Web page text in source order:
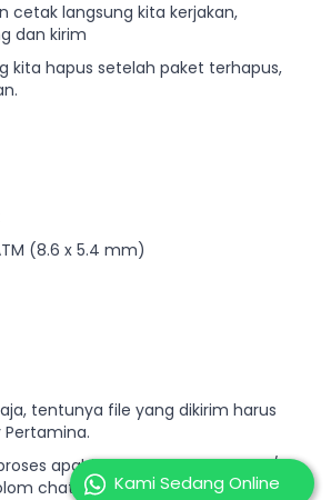
cetak langsung kita kerjakan,
dan kirim
kita hapus setelah paket terhapus,
(8.6 x 5.4 mm)
tentunya file yang dikirim harus
apabila belum mengirim File/
chat.
Kami Sedang Online